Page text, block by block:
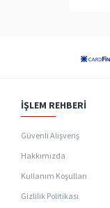
İŞLEM REHBERI
Güvenli Alışveriş
Hakkımızda
Kullanım Koşulları
Gizlilik Politikası